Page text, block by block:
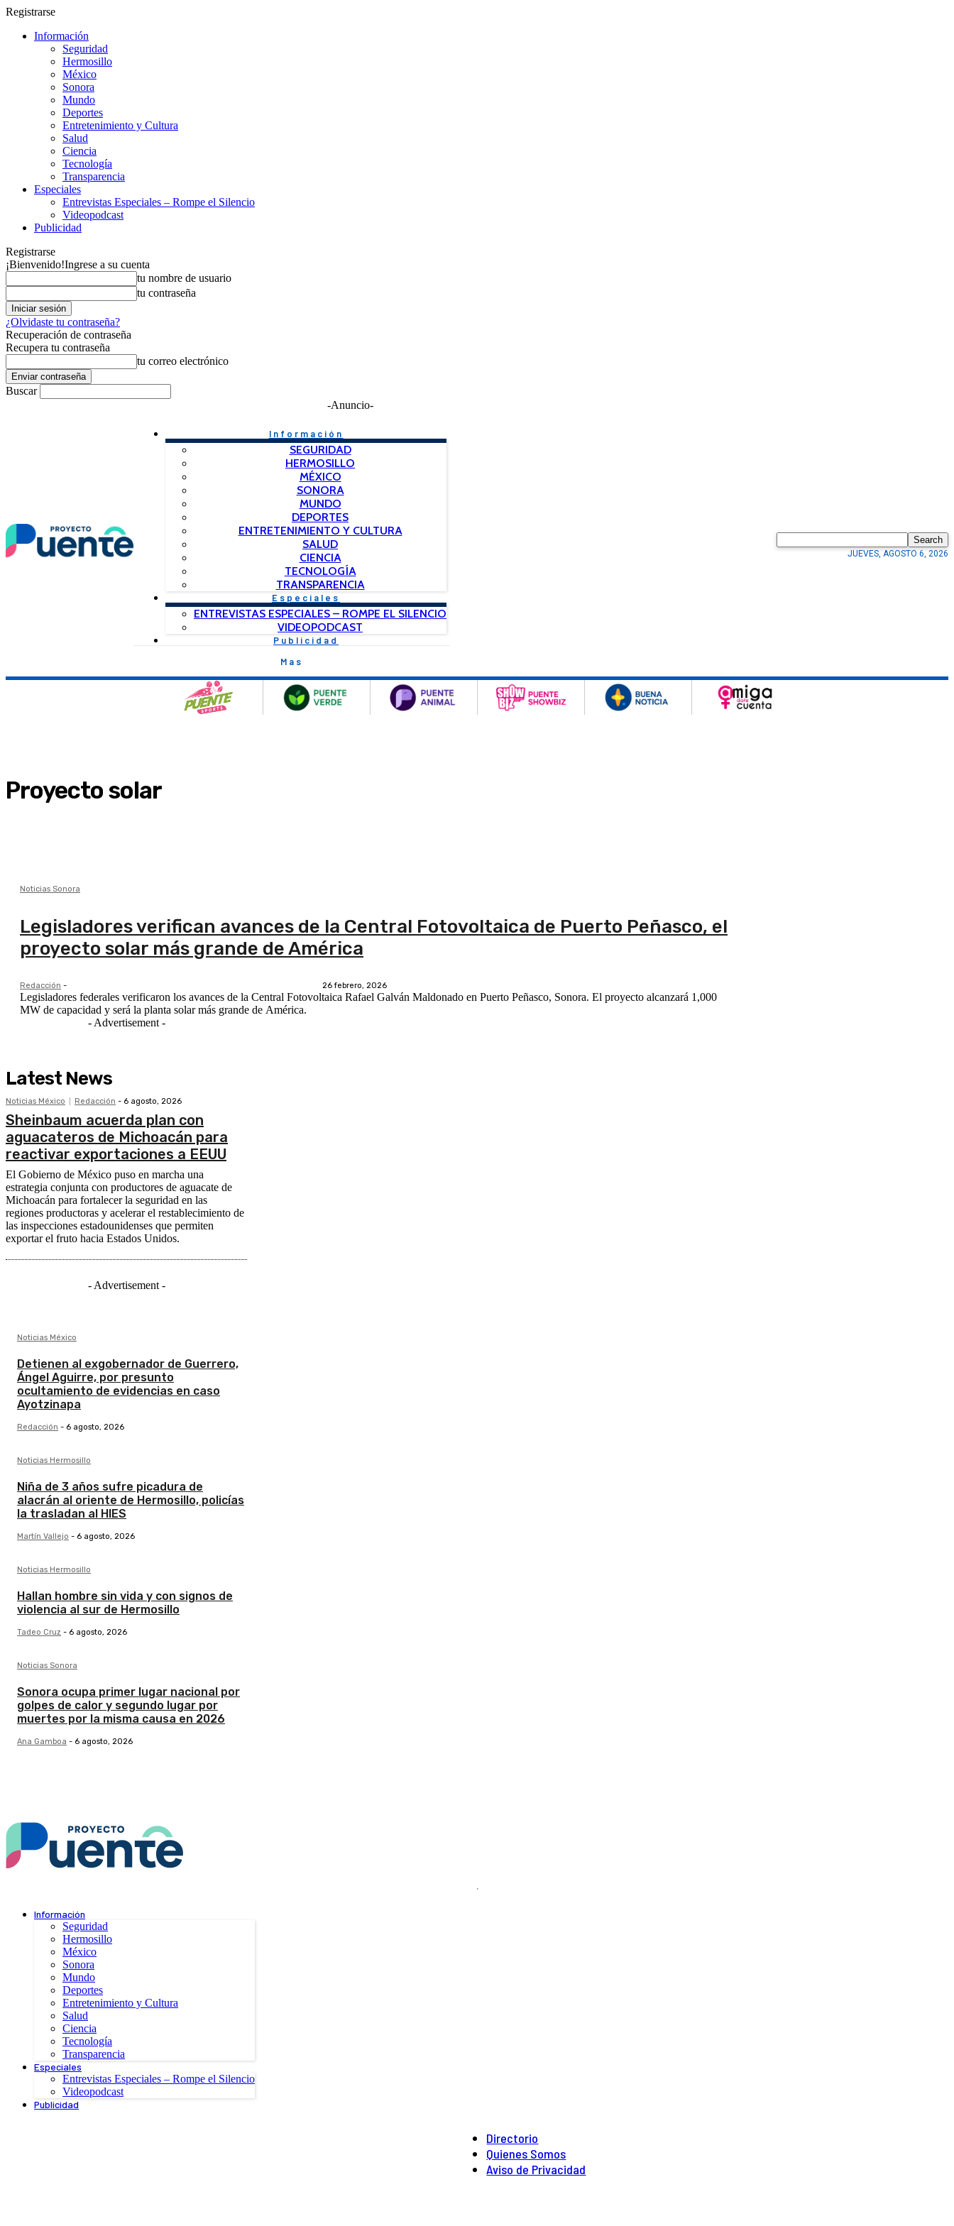
Registrarse
Información
Seguridad
Hermosillo
México
Sonora
Mundo
Deportes
Entretenimiento y Cultura
Salud
Ciencia
Tecnología
Transparencia
Especiales
Entrevistas Especiales – Rompe el Silencio
Videopodcast
Publicidad
Registrarse
¡Bienvenido!Ingrese a su cuenta
tu nombre de usuario
tu contraseña
¿Olvidaste tu contraseña?
Recuperación de contraseña
Recupera tu contraseña
tu correo electrónico
Buscar
-Anuncio-
Información
SEGURIDAD
HERMOSILLO
MÉXICO
SONORA
MUNDO
DEPORTES
ENTRETENIMIENTO Y CULTURA
SALUD
CIENCIA
TECNOLOGÍA
TRANSPARENCIA
Especiales
ENTREVISTAS ESPECIALES – ROMPE EL SILENCIO
VIDEOPODCAST
Publicidad
Mas
Search
JUEVES, AGOSTO 6, 2026
Proyecto solar
Noticias Sonora
Legisladores verifican avances de la Central Fotovoltaica de Puerto Peñasco, el
proyecto solar más grande de América
Redacción - 26 febrero, 2026
Legisladores federales verificaron los avances de la Central Fotovoltaica Rafael Galván Maldonado en Puerto Peñasco, Sonora. El proyecto alcanzará 1,000
MW de capacidad y será la planta solar más grande de América.
- Advertisement -
Latest News
Noticias México Redacción - 6 agosto, 2026
Sheinbaum acuerda plan con
aguacateros de Michoacán para
reactivar exportaciones a EEUU
El Gobierno de México puso en marcha una
estrategia conjunta con productores de aguacate de
Michoacán para fortalecer la seguridad en las
regiones productoras y acelerar el restablecimiento de
las inspecciones estadounidenses que permiten
exportar el fruto hacia Estados Unidos.
- Advertisement -
Noticias México
Detienen al exgobernador de Guerrero,
Ángel Aguirre, por presunto
ocultamiento de evidencias en caso
Ayotzinapa
Redacción - 6 agosto, 2026
Noticias Hermosillo
Niña de 3 años sufre picadura de
alacrán al oriente de Hermosillo, policías
la trasladan al HIES
Martín Vallejo - 6 agosto, 2026
Noticias Hermosillo
Hallan hombre sin vida y con signos de
violencia al sur de Hermosillo
Tadeo Cruz - 6 agosto, 2026
Noticias Sonora
Sonora ocupa primer lugar nacional por
golpes de calor y segundo lugar por
muertes por la misma causa en 2026
Ana Gamboa - 6 agosto, 2026
.
Información
Seguridad
Hermosillo
México
Sonora
Mundo
Deportes
Entretenimiento y Cultura
Salud
Ciencia
Tecnología
Transparencia
Especiales
Entrevistas Especiales – Rompe el Silencio
Videopodcast
Publicidad
Directorio
Quienes Somos
Aviso de Privacidad